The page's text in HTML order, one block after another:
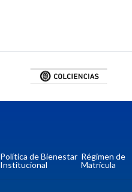
Política de Bienestar
Institucional
Régimen de
Matrícula